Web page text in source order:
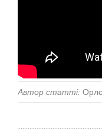
Автор статті: